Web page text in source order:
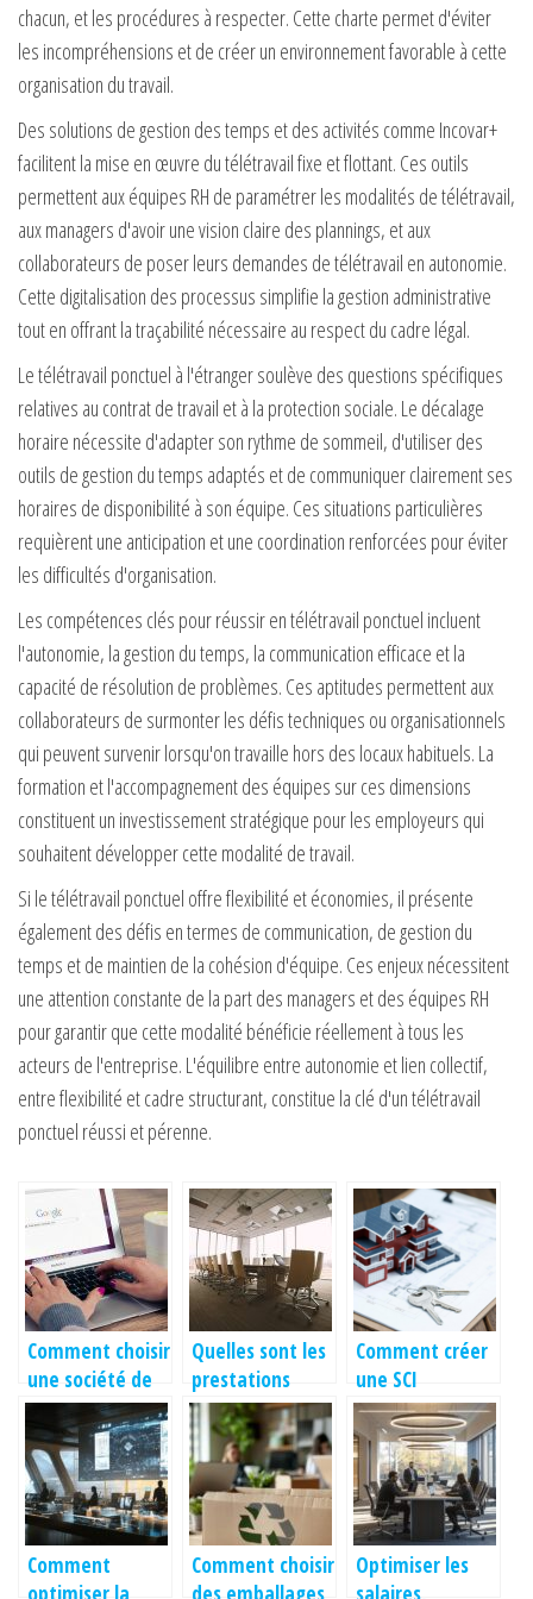
chacun, et les procédures à respecter. Cette charte permet d'éviter
les incompréhensions et de créer un environnement favorable à cette
organisation du travail.
Des solutions de gestion des temps et des activités comme Incovar+
facilitent la mise en œuvre du télétravail fixe et flottant. Ces outils
permettent aux équipes RH de paramétrer les modalités de télétravail,
aux managers d'avoir une vision claire des plannings, et aux
collaborateurs de poser leurs demandes de télétravail en autonomie.
Cette digitalisation des processus simplifie la gestion administrative
tout en offrant la traçabilité nécessaire au respect du cadre légal.
Le télétravail ponctuel à l'étranger soulève des questions spécifiques
relatives au contrat de travail et à la protection sociale. Le décalage
horaire nécessite d'adapter son rythme de sommeil, d'utiliser des
outils de gestion du temps adaptés et de communiquer clairement ses
horaires de disponibilité à son équipe. Ces situations particulières
requièrent une anticipation et une coordination renforcées pour éviter
les difficultés d'organisation.
Les compétences clés pour réussir en télétravail ponctuel incluent
l'autonomie, la gestion du temps, la communication efficace et la
capacité de résolution de problèmes. Ces aptitudes permettent aux
collaborateurs de surmonter les défis techniques ou organisationnels
qui peuvent survenir lorsqu'on travaille hors des locaux habituels. La
formation et l'accompagnement des équipes sur ces dimensions
constituent un investissement stratégique pour les employeurs qui
souhaitent développer cette modalité de travail.
Si le télétravail ponctuel offre flexibilité et économies, il présente
également des défis en termes de communication, de gestion du
temps et de maintien de la cohésion d'équipe. Ces enjeux nécessitent
une attention constante de la part des managers et des équipes RH
pour garantir que cette modalité bénéficie réellement à tous les
acteurs de l'entreprise. L'équilibre entre autonomie et lien collectif,
entre flexibilité et cadre structurant, constitue la clé d'un télétravail
ponctuel réussi et pérenne.
Comment choisir
une société de
sourcing ?
Quelles sont les
prestations
offertes par les
sociétés
fiduciaires ?
Comment créer
une SCI
professionnelle
? Notre guide
Comment
Comment choisir
Optimiser les